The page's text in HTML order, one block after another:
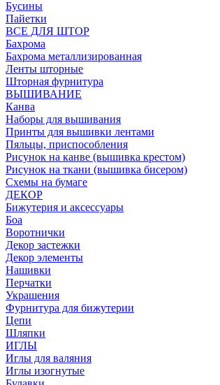
Бусины
Пайетки
ВСЕ ДЛЯ ШТОР
Бахрома
Бахрома металлизированная
Ленты шторные
Шторная фурнитура
ВЫШИВАНИЕ
Канва
Наборы для вышивания
Принты для вышивки лентами
Пяльцы, приспособления
Рисунок на канве (вышивка крестом)
Рисунок на ткани (вышивка бисером)
Схемы на бумаге
ДЕКОР
Бижутерия и аксессуары
Боа
Воротнички
Декор застежки
Декор элементы
Нашивки
Перчатки
Украшения
Фурнитура для бижутерии
Цепи
Шляпки
ИГЛЫ
Иглы для валяния
Иглы изогнутые